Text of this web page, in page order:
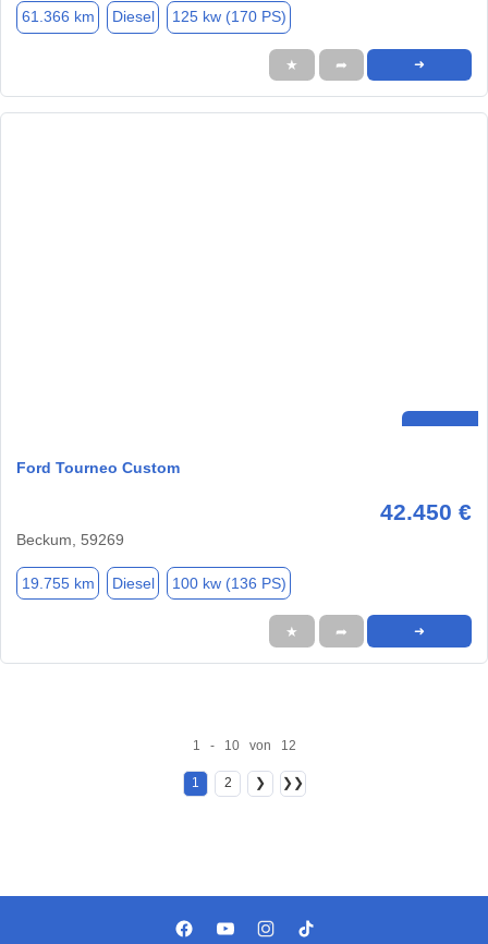
61.366 km Diesel 125 kw (170 PS)
★ ➦ ➜
Ford Tourneo Custom
42.450 €
Beckum, 59269
19.755 km Diesel 100 kw (136 PS)
★ ➦ ➜
1 - 10 von 12
1 2 ❯ ❯❯